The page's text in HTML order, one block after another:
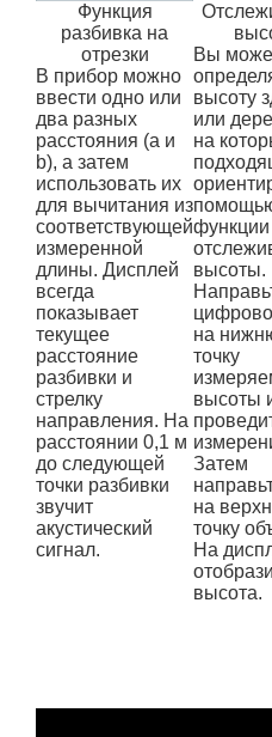
Функция
разбивка на
отрезки
В прибор можно
ввести одно или
два разных
расстояния (a и
b), а затем
использовать их
для вычитания из
соответствующей
измеренной
длины. Дисплей
всегда
показывает
текущее
расстояние
разбивки и
стрелку
направления. На
расстоянии 0,1 м
до следующей
точки разбивки
звучит
акустический
сигнал.
Вы
высоту
или
на
функции
высоты.
на
точку
высоты
Затем
на
точку
На
высота.